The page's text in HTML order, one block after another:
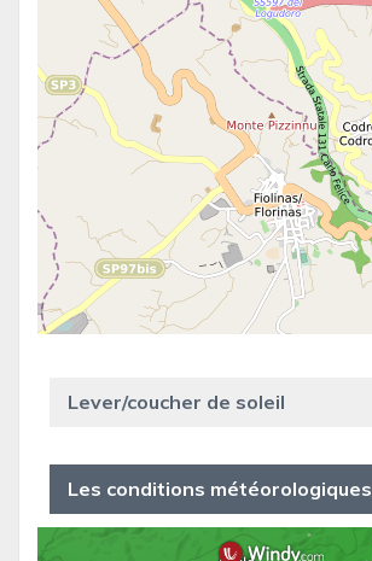
Lever/coucher de soleil
Les conditions météorologiques